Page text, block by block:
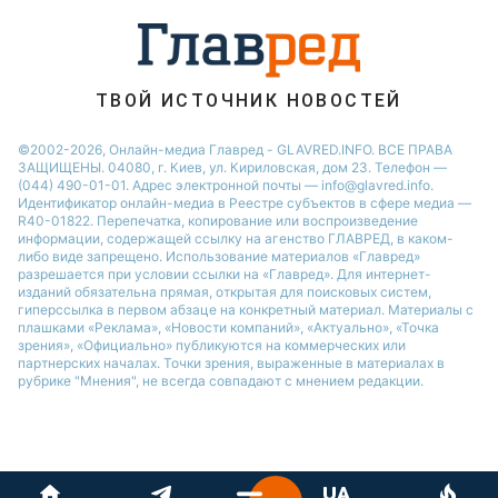
ТВОЙ ИСТОЧНИК НОВОСТЕЙ
©2002-2026, Онлайн-медиа Главред - GLAVRED.INFO. ВСЕ ПРАВА
ЗАЩИЩЕНЫ. 04080, г. Киев, ул. Кириловская, дом 23. Телефон —
(044) 490-01-01. Адрес электронной почты — info@glavred.info.
Идентификатор онлайн-медиа в Реестре cубъектов в сфере медиа —
R40-01822. Перепечатка, копирование или воспроизведение
информации, содержащей ссылку на агенство ГЛАВРЕД, в каком-
либо виде запрещено. Использование материалов «Главред»
разрешается при условии ссылки на «Главред». Для интернет-
изданий обязательна прямая, открытая для поисковых систем,
гиперссылка в первом абзаце на конкретный материал. Материалы с
плашками «Реклама», «Новости компаний», «Актуально», «Точка
зрения», «Официально» публикуются на коммерческих или
партнерских началах. Точки зрения, выраженные в материалах в
рубрике "Мнения", не всегда совпадают с мнением редакции.